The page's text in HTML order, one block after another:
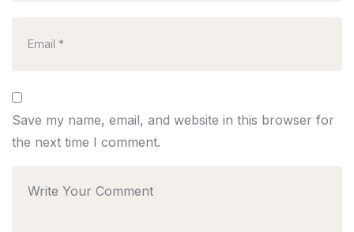
Save my name, email, and website in this browser for
the next time I comment.